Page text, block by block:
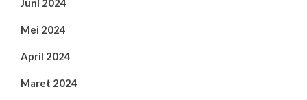
Juni 2024
Mei 2024
April 2024
Maret 2024